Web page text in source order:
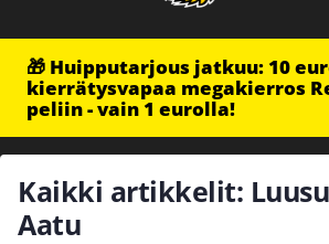
🎁 Huipputarjous jatkuu: 10
kierrätysvapaa megakierros
peliin - vain 1 eurolla!
Kaikki artikkelit:
Aatu